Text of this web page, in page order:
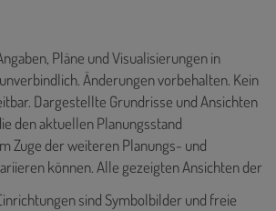
Pläne und Visualisierungen in
Änderungen vorbehalten. Kein
Dargestellte Grundrisse und Ansichten
den aktuellen Planungsstand
Zuge der weiteren Planungs- und
können. Alle gezeigten Ansichten der
sind Symbolbilder und freie